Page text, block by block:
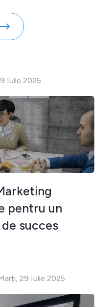
Iulie 2025
pentru un
succes
29 Iulie 2025